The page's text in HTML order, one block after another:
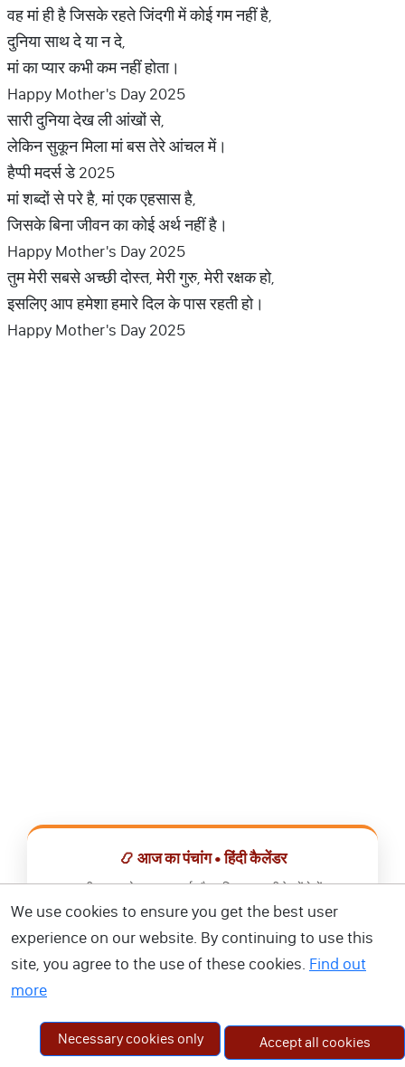
वह मां ही है जिसके रहते जिंदगी में कोई गम नहीं है,
दुनिया साथ दे या न दे,
मां का प्यार कभी कम नहीं होता।
Happy Mother's Day 2025
सारी दुनिया देख ली आंखों से,
लेकिन सुकून मिला मां बस तेरे आंचल में।
हैप्पी मदर्स डे 2025
मां शब्दों से परे है, मां एक एहसास है,
जिसके बिना जीवन का कोई अर्थ नहीं है।
Happy Mother's Day 2025
तुम मेरी सबसे अच्छी दोस्त, मेरी गुरु, मेरी रक्षक हो,
इसलिए आप हमेशा हमारे दिल के पास रहती हो।
Happy Mother's Day 2025
📿 आज का पंचांग • हिंदी कैलेंडर
सभी व्रत, त्योहार, शुभ मुहूर्त और राशिफल एक ही ऐप में देखें।
📅 हिंदी कैलेंडर ऐप डाउनलोड करें
We use cookies to ensure you get the best user
experience on our website. By continuing to use this
site, you agree to the use of these cookies. Find out
more
Necessary cookies only Accept all cookies